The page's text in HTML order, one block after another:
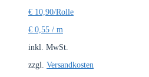
€ 10,90/Rolle
€ 0,55 / m
inkl. MwSt.
zzgl. Versandkosten